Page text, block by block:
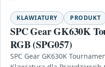
KLAWIATURY PRODUKT
SPC Gear GK630K
RGB (SPG057)
SPC Gear GK630K